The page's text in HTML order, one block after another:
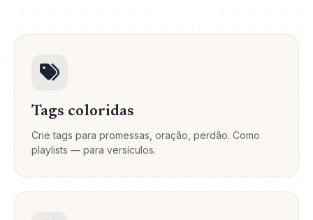
Tags coloridas
Crie tags para promessas, oração, perdão. Como
playlists — para versículos.